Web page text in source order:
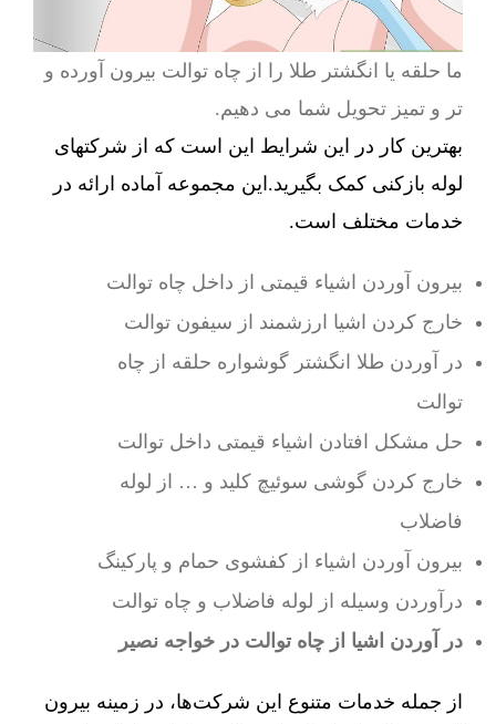
ما حلقه یا انگشتر طلا را از چاه توالت بیرون آورده و
تر و تمیز تحویل شما می دهیم.
بهترین کار در این شرایط این است که از شرکتهای
لوله بازکنی کمک بگیرید.این مجموعه آماده ارائه در
خدمات مختلف است.
بیرون آوردن اشیاء قیمتی از داخل چاه توالت
خارج کردن اشیا ارزشمند از سیفون توالت
در آوردن طلا انگشتر گوشواره حلقه از چاه
توالت
حل مشکل افتادن اشیاء قیمتی داخل توالت
خارج کردن گوشی سوئیچ کلید و … از لوله
فاضلاب
بیرون آوردن اشیاء از کفشوی حمام و پارکینگ
درآوردن وسیله از لوله فاضلاب و چاه توالت
در آوردن اشیا از چاه توالت در خواجه نصیر
از جمله خدمات متنوع این شرکت‌ها، در زمینه بیرون